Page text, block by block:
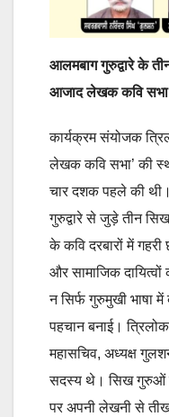
आलमबाग गुरुद्वारे के
आजाद लेखक कवि सभा
कार्यक्रम संयोजक
लेखक कवि सभा’ की
चार दशक पहले की
गुरुद्वारे से जुड़े तीन
के कवि दरबारों में
और सामाजिक दायित्वों
न सिर्फ गुरुमुखी भाषा में
पहचान बनाई।
महासचिव, अध्यक्ष
सदस्य थे। सिख गुरुओं
पर अपनी लेखनी से